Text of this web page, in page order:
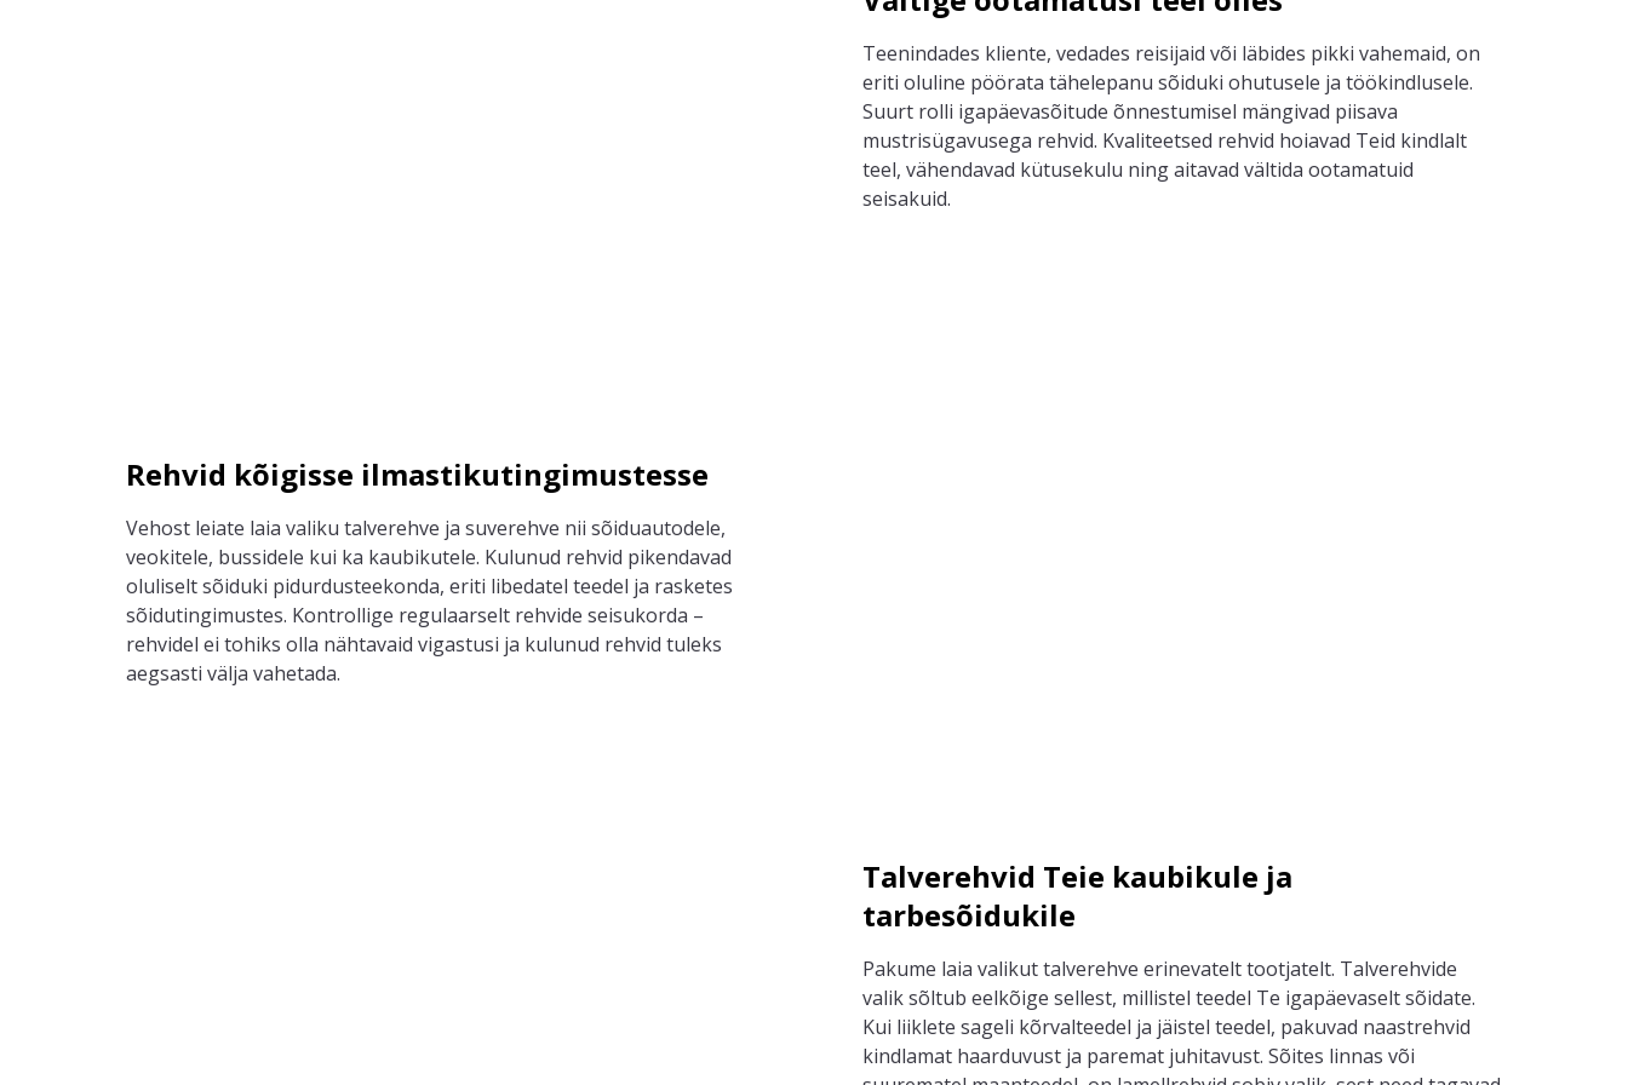
Teenindades kliente, vedades reisijaid või läbides pikki vahemaid, on
eriti oluline pöörata tähelepanu sõiduki ohutusele ja töökindlusele.
Suurt rolli igapäevasõitude õnnestumisel mängivad piisava
mustrisügavusega rehvid. Kvaliteetsed rehvid hoiavad Teid kindlalt
teel, vähendavad kütusekulu ning aitavad vältida ootamatuid
seisakuid.
Rehvid kõigisse ilmastikutingimustesse
Vehost leiate laia valiku talverehve ja suverehve nii sõiduautodele,
veokitele, bussidele kui ka kaubikutele. Kulunud rehvid pikendavad
oluliseltsõiduki pidurdusteekonda, eriti libedatel teedel ja rasketes
sõidutingimustes. Kontrollige regulaarselt rehvide seisukorda –
rehvidel ei tohiks olla nähtavaid vigastusi ja kulunud rehvid tuleks
aegsasti välja vahetada.
Talverehvid Teie kaubikule ja
tarbesõidukile
Pakume laia valikut talverehve erinevatelt tootjatelt. Talverehvide
valik sõltub eelkõige sellest, millistel teedel Te igapäevaselt sõidate.
Kui liiklete sageli kõrvalteedel ja jäistel teedel, pakuvad naastrehvid
kindlamat haarduvust ja paremat juhitavust. Sõites linnas või